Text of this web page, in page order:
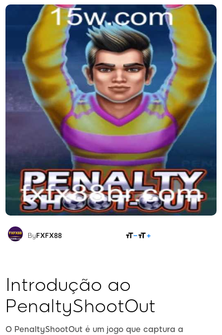
By FXFX88
Introdução ao
PenaltyShootOut
O PenaltyShootOut é um jogo que captura a